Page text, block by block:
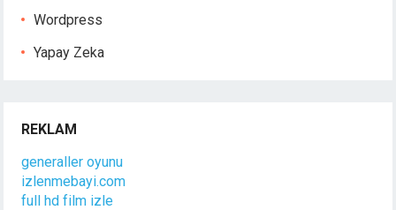
Wordpress
Yapay Zeka
REKLAM
generaller oyunu
izlenmebayi.com
full hd film izle